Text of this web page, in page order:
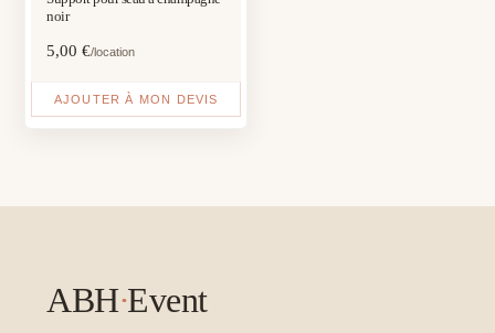
noir
5,00€/location
AJOUTER À MON DEVIS
ABH·Event